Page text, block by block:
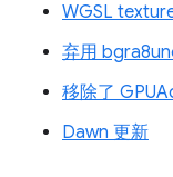
WGSL
弃用
移除了
Dawn 更新